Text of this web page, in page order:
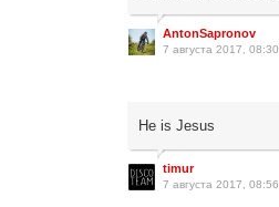
AntonSapronov
7 августа 2017, 08:30
He is Jesus
timur
7 августа 2017, 08:56